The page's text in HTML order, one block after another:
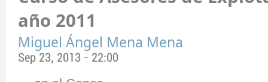
año 2011
Miguel Ángel Mena Mena
Sep 23, 2013 - 22:00